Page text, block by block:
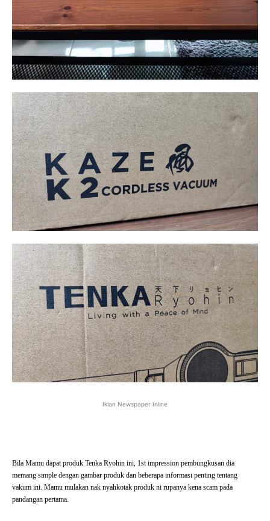
Iklan Newspaper Inline
Bila Mamu dapat produk Tenka Ryohin ini, 1st impression pembungkusan dia
memang simple dengan gambar produk dan beberapa informasi penting tentang
vakum ini. Mamu mulakan nak nyahkotak produk ni rupanya kena scam pada
pandangan pertama.